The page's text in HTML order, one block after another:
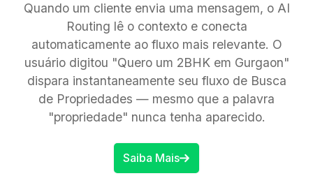
Quando um cliente envia uma mensagem, o AI
Routing lê o contexto e conecta
automaticamente ao fluxo mais relevante. O
usuário digitou "Quero um 2BHK em Gurgaon"
dispara instantaneamente seu fluxo de Busca
de Propriedades — mesmo que a palavra
"propriedade" nunca tenha aparecido.
Saiba Mais